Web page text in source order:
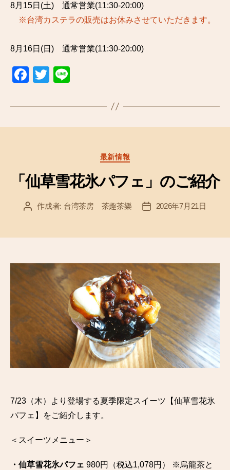
8月15日(土) 通常営業(11:30-20:00)
※台湾カステラの販売はお休みさせていただきます。
8月16日(日) 通常営業(11:30-20:00)
F
c
e
o
k
T
tt
er
e
カ
テ
ゴ
リ
最新情報
「仙草雪花氷パフェ」のご紹介
投 作成者: 台湾茶房 茶趣茶樂
投
2026年7月21日
7/23（木）より登場する夏季限定スイーツ【仙草雪花氷
パフェ】をご紹介します。
＜スイーツメニュー＞
・仙草雪花氷パフェ 980円（税込1,078円） ※烏龍茶と